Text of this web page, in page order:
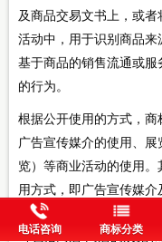
及商品交易文书上，或者
活动中，用于识别商品来
基于商品的销售流通或服
的行为。
根据公开使用的方式，商
广告宣传媒介的使用、
览）等商业活动的使用
用方式，即广告宣传媒
诺销售是商标使用的下
（包括商店/网店的展览
电话咨询 商标分类